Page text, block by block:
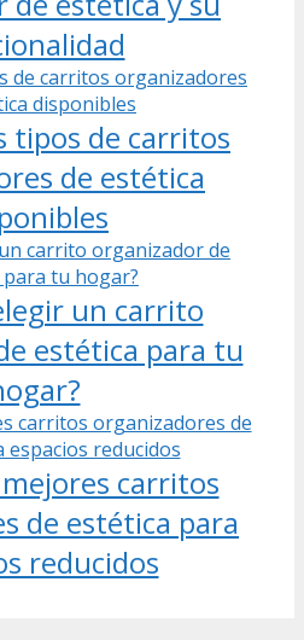
tipos de carritos
de estética
un carrito
estética para tu
carritos
de estética para
reducidos